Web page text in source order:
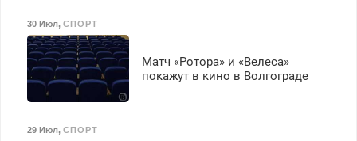
30 Июл, СПОРТ
Матч «Ротора» и «Велеса»
покажут в кино в Волгограде
29 Июл, СПОРТ